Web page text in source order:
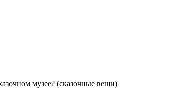
музее? (сказочные вещи)